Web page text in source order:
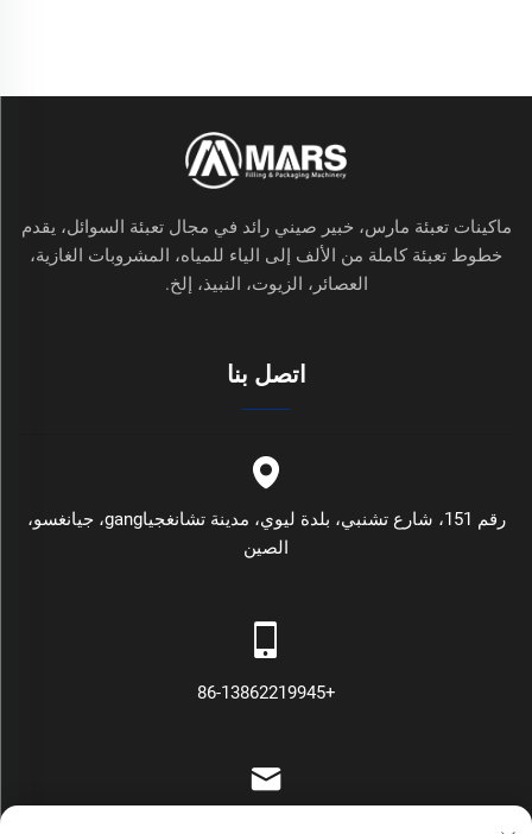
ماكينات تعبئة مارس، خبير صيني رائد في مجال تعبئة السوائل، يقدم
خطوط تعبئة كاملة من الألف إلى الياء للمياه، المشروبات الغازية،
العصائر، الزيوت، النبيذ، إلخ.
اتصل بنا
رقم 151، شارع تشنبي، بلدة ليوي، مدينة تشانغجياgang، جيانغسو،
الصين
+86-13862219945